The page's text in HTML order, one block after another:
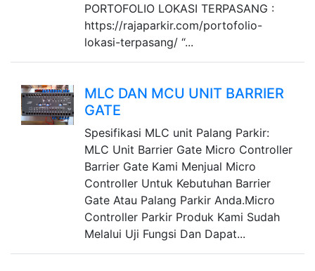
PORTOFOLIO LOKASI TERPASANG :
https://rajaparkir.com/portofolio-
lokasi-terpasang/ “...
MLC DAN MCU UNIT BARRIER
GATE
Spesifikasi MLC unit Palang Parkir:
MLC Unit Barrier Gate Micro Controller
Barrier Gate Kami Menjual Micro
Controller Untuk Kebutuhan Barrier
Gate Atau Palang Parkir Anda.Micro
Controller Parkir Produk Kami Sudah
Melalui Uji Fungsi Dan Dapat...